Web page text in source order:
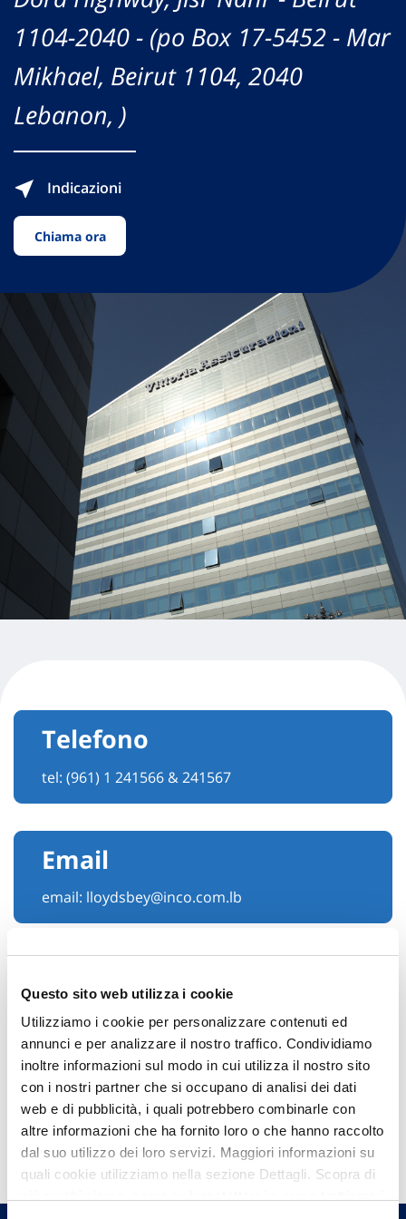
Questo sito web utilizza i cookie
Utilizziamo i cookie per personalizzare contenuti ed
annunci e per analizzare il nostro traffico. Condividiamo
inoltre informazioni sul modo in cui utilizza il nostro sito
con i nostri partner che si occupano di analisi dei dati
web e di pubblicità, i quali potrebbero combinarle con
altre informazioni che ha fornito loro o che hanno raccolto
dal suo utilizzo dei loro servizi. Maggiori informazioni su
quali cookie utilizziamo nella sezione Dettagli. Scopra di
1104-2040 - (po Box 17-5452 - Mar
Mikhael, Beirut 1104, 2040
Lebanon, )
Indicazioni
Chiama ora
Telefono
tel: (961) 1 241566 & 241567
Email
email: lloydsbey@inco.com.lb
Hai bisogno di
informazioni?